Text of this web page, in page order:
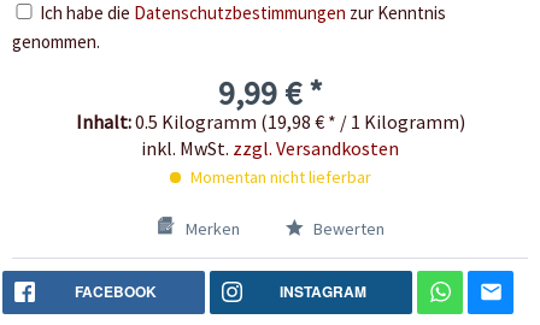
Ich habe die Datenschutzbestimmungen zur Kenntnis
genommen.
9,99 € *
Inhalt:0.5 Kilogramm (19,98 € * / 1 Kilogramm)
inkl. MwSt. zzgl. Versandkosten
Momentan nicht lieferbar
Merken Bewerten
FACEBOOK INSTAGRAM